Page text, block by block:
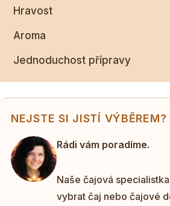
Hravost
Aroma
Jednoduchost přípravy
NEJSTE SI JISTÍ VÝBĚREM?
Rádi vám poradíme.
Naše čajová
vybrat čaj nebo čajové